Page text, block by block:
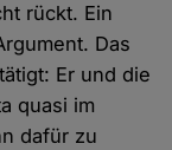
rückt. Ein
Das
Er und die
quasi im
dafür zu